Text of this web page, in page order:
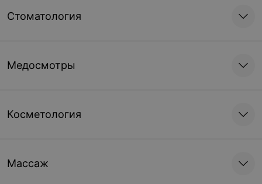
Стоматология
Медосмотры
Косметология
Массаж